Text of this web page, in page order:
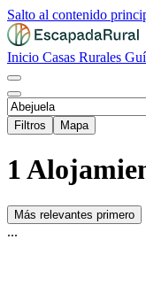
Salto al contenido
Inicio Casas Rurales
Filtros
Mapa
1
Más relevantes primero
...